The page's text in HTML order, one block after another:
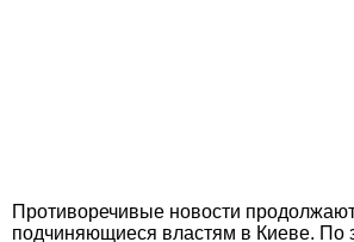
Противоречивые новости
подчиняющиеся властям в Киеве. По